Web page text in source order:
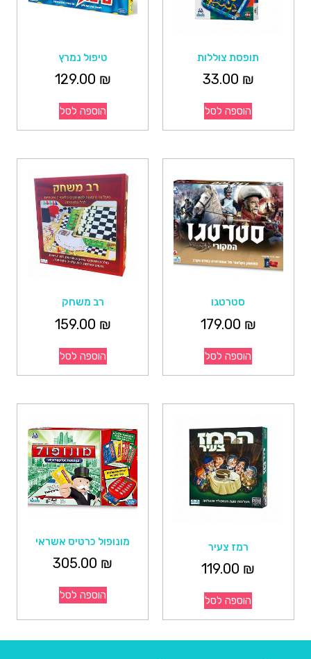
תופסת צוללות
33.00 ₪
הוספה לסל
טיפול נמרץ
129.00 ₪
הוספה לסל
סטרטגו
179.00 ₪
הוספה לסל
רב משחק
159.00 ₪
הוספה לסל
רמז צעיר
119.00 ₪
הוספה לסל
מונופול כרטיס אשראי
305.00 ₪
הוספה לסל